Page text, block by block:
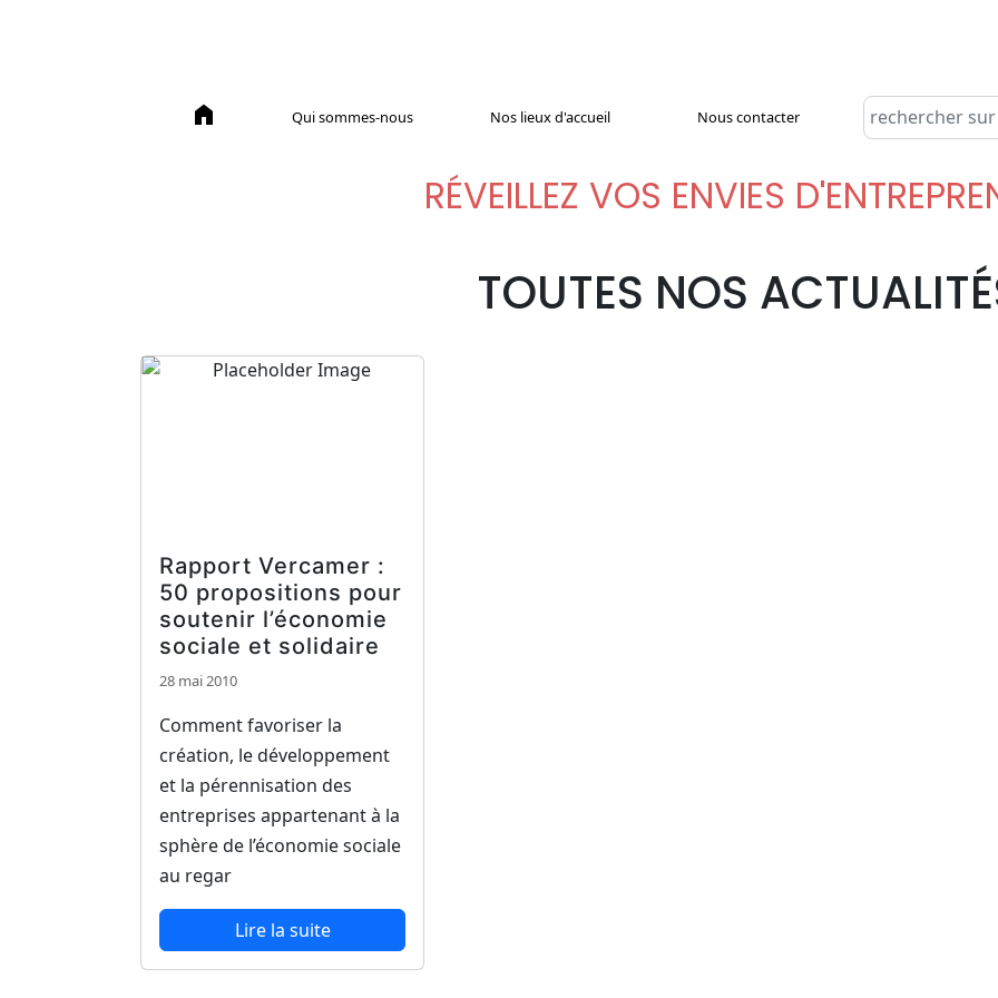
home Qui sommes-nous Nos lieux d'accueil Nous contacter
RÉVEILLEZ VOS ENVIES
TOUTES NOS
Rapport Vercamer :
50 propositions pour
soutenir l’économie
sociale et solidaire
28 mai 2010
Comment favoriser la
création, le développement
et la pérennisation des
entreprises appartenant à la
sphère de l’économie sociale
au regar
Lire la suite